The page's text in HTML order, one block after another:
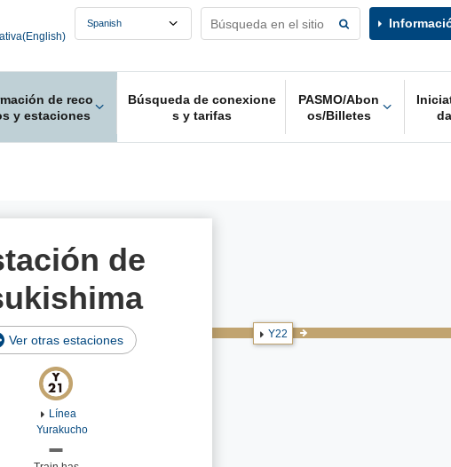
de reco
y estaciones
Búsqueda de conexione
s y tarifas
PASMO/Abon
os/Billetes
de
Ver otras estaciones
Línea
Yurakucho
Y22